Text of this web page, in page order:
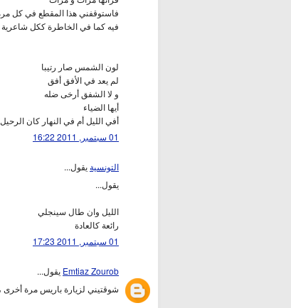
فاستوقفني هذا المقطع في كل
فيه كما في الخاطرة ككل شاعرية
لون الشمس صار رتيبا
لم يعد في الأفق أفق
و لا الشفق أرخى ضله
أيها الضياء
أفي الليل أم في النهار كان
01 سبتمبر, 2011 16:22
التونسيةيقول...
يقول...
الليل وان طال سينجلي
رائعة كالعادة
01 سبتمبر, 2011 17:23
Emtiaz Zourob يقول...
شوقتيني لزيارة باريس مرة أخرى